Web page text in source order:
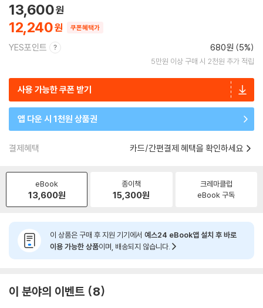
12,240
13,600
쿠폰혜택가
YES포인트 680원 (5%)
5만원 이상 구매 시 2천원 추가 적립
사용 가능한 쿠폰 받기
앱 다운 시 1천원 상품권
결제혜택 카드/간편결제 혜택을 확인하세요
eBook
13,600원
종이책
15,300원
크레마클럽
eBook 구독
이 상품은 구매 후 지원 기기에서 예스24 eBook앱 설치 후 바로
이용 가능한 상품이며, 배송되지 않습니다.
이 분야의 이벤트 8